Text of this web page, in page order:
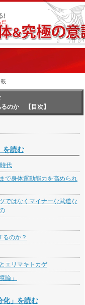
のか 【目次】
を読む
代
で身体運動能力を高められ
ではなくマイナーな武道な
るのか？
エリマキトカゲ
論」
化」を読む